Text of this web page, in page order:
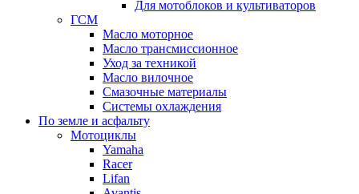
Для мотоблоков и культиваторов
ГСМ
Масло моторное
Масло трансмиссионное
Уход за техникой
Масло вилочное
Смазочные материалы
Системы охлаждения
По земле и асфальту
Мотоциклы
Yamaha
Racer
Lifan